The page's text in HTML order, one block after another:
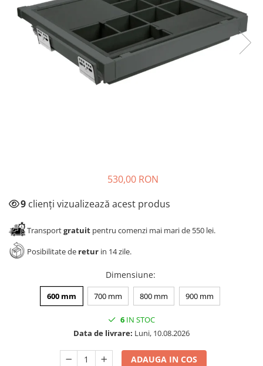
Solutii de curatat & adezivi
Canturi ABS
Alte accesorii mobila
Clesti/ patenti
Surubelnite
530,00 RON
9 clienți vizualizează acest produs
Transportgratuit pentru comenzi mai mari de 550 lei.
Posibilitate de retur in 14 zile.
Dimensiune:
600 mm 700 mm 800 mm 900 mm
6 IN STOC
Data de livrare: Luni, 10.08.2026
ADAUGA IN COS